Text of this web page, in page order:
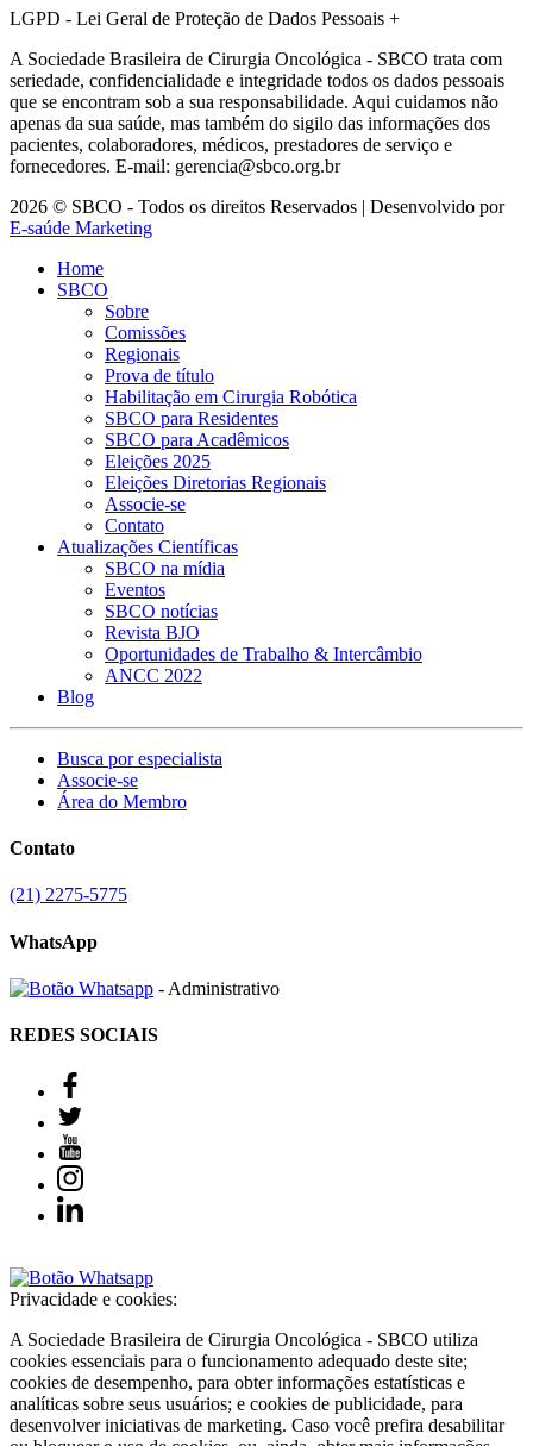
LGPD - Lei Geral de Proteção de Dados Pessoais +
A Sociedade Brasileira de Cirurgia Oncológica - SBCO trata com
seriedade, confidencialidade e integridade todos os dados pessoais
que se encontram sob a sua responsabilidade. Aqui cuidamos não
apenas da sua saúde, mas também do sigilo das informações dos
pacientes, colaboradores, médicos, prestadores de serviço e
fornecedores. E-mail: gerencia@sbco.org.br
2026 © SBCO - Todos os direitos Reservados | Desenvolvido por
E-saúde Marketing
Home
SBCO
Sobre
Comissões
Regionais
Prova de título
Habilitação em Cirurgia Robótica
SBCO para Residentes
SBCO para Acadêmicos
Eleições 2025
Eleições Diretorias Regionais
Associe-se
Contato
Atualizações Científicas
SBCO na mídia
Eventos
SBCO notícias
Revista BJO
Oportunidades de Trabalho & Intercâmbio
ANCC 2022
Blog
Busca por especialista
Associe-se
Área do Membro
Contato
(21) 2275-5775
WhatsApp
- Administrativo
REDES SOCIAIS
Privacidade e cookies:
A Sociedade Brasileira de Cirurgia Oncológica - SBCO utiliza
cookies essenciais para o funcionamento adequado deste site;
cookies de desempenho, para obter informações estatísticas e
analíticas sobre seus usuários; e cookies de publicidade, para
desenvolver iniciativas de marketing. Caso você prefira desabilitar